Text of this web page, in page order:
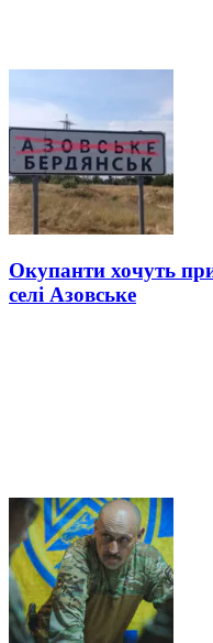
Окупанти хочуть
селі Азовське